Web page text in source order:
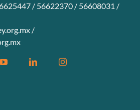
/ 56622370 / 56608031 /
/
YouTubeLinkedinInstagram